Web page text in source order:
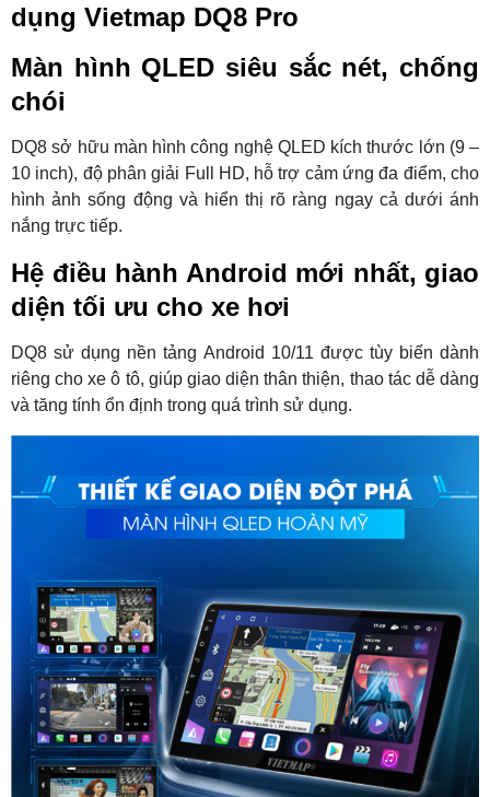
dụng Vietmap DQ8 Pro
Màn hình QLED siêu sắc nét, chống
chói
DQ8 sở hữu màn hình công nghệ QLED kích thước lớn (9 –
10 inch), độ phân giải Full HD, hỗ trợ cảm ứng đa điểm, cho
hình ảnh sống động và hiển thị rõ ràng ngay cả dưới ánh
nắng trực tiếp.
Hệ điều hành Android mới nhất, giao
diện tối ưu cho xe hơi
DQ8 sử dụng nền tảng Android 10/11 được tùy biến dành
riêng cho xe ô tô, giúp giao diện thân thiện, thao tác dễ dàng
và tăng tính ổn định trong quá trình sử dụng.